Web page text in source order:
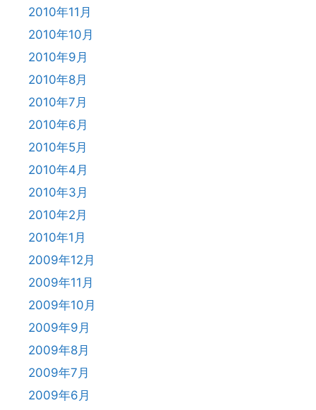
2010年11月
2010年10月
2010年9月
2010年8月
2010年7月
2010年6月
2010年5月
2010年4月
2010年3月
2010年2月
2010年1月
2009年12月
2009年11月
2009年10月
2009年9月
2009年8月
2009年7月
2009年6月